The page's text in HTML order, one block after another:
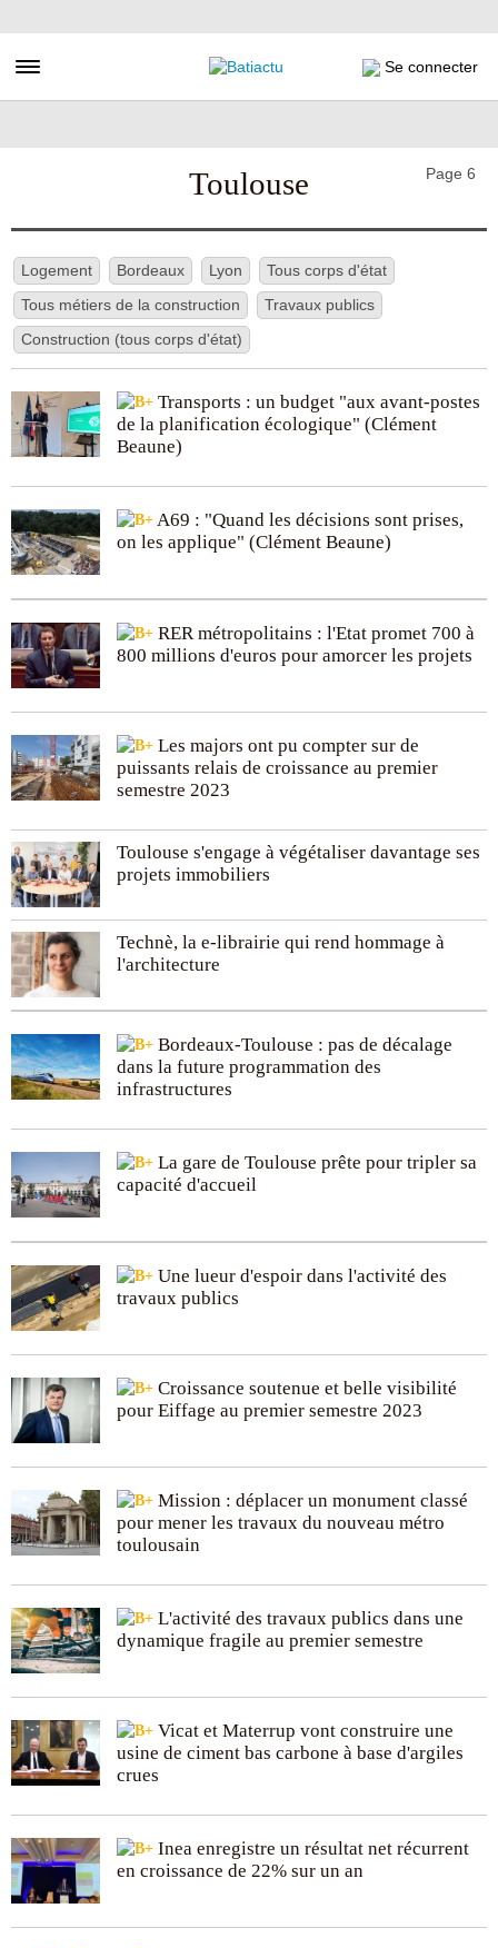
au
principal
Toggle navigation Se connecter
Page 6
Toulouse
Logement Bordeaux Lyon
Tous corps d'état
Tous métiers de la construction
Travaux publics
Construction (tous corps d'état)
Transports : un budget "aux avant-postes
de la planification écologique" (Clément
Beaune)
A69 : "Quand les décisions sont prises,
on les applique" (Clément Beaune)
RER métropolitains : l'Etat promet 700 à
800 millions d'euros pour amorcer les projets
Les majors ont pu compter sur de
puissants relais de croissance au premier
semestre 2023
Toulouse s'engage à végétaliser davantage ses
projets immobiliers
Technè, la e-librairie qui rend hommage à
l'architecture
Bordeaux-Toulouse : pas de décalage
dans la future programmation des
infrastructures
La gare de Toulouse prête pour tripler sa
capacité d'accueil
Une lueur d'espoir dans l'activité des
travaux publics
Croissance soutenue et belle visibilité
pour Eiffage au premier semestre 2023
Mission : déplacer un monument classé
pour mener les travaux du nouveau métro
toulousain
L'activité des travaux publics dans une
dynamique fragile au premier semestre
Vicat et Materrup vont construire une
usine de ciment bas carbone à base d'argiles
crues
Inea enregistre un résultat net récurrent
en croissance de 22% sur un an